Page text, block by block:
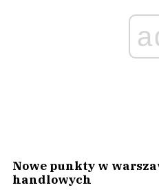
Nowe punkty w
handlowych